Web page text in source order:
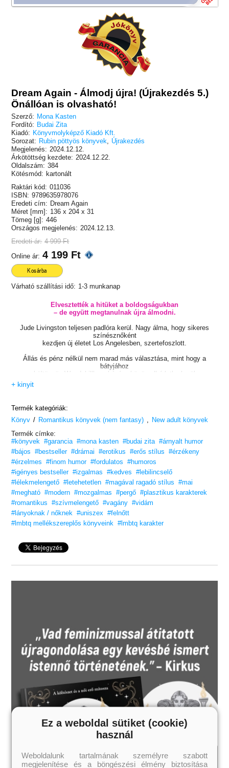
Dream Again - Álmodj újra! (Újrakezdés 5.)
Önállóan is olvasható!
Szerző: Mona Kasten
Fordító: Budai Zita
Kiadó: Könyvmolyképző Kiadó Kft.
Sorozat: Rubin pöttyös könyvek
Újrakezdés
Megjelenés: 2024.12.12.
Árkötöttség kezdete: 2024.12.22.
Oldalszám: 384
Kötésmód: kartonált
Raktári kód: 011036
ISBN: 9789635978076
Eredeti cím: Dream Again
Méret [mm]: 136 x 204 x 31
Tömeg [g]: 446
Országos megjelenés: 2024.12.13.
Eredeti ár: 4 999 Ft
Online ár: 4 199 Ft
Kosárba
Várható szállítási idő: 1-3 munkanap
Elvesztették a hitüket a boldogságukban
– de együtt megtanulnak újra álmodni.
Jude Livingston teljesen padlóra kerül. Nagy álma, hogy sikeres
színésznőként
kezdjen új életet Los Angelesben, szertefoszlott.
Állás és pénz nélkül nem marad más választása, mint hogy a
bátyjához
költözzön Woodshillbe – bár így közös albérletbe kerül
aki soha nem bocsátotta meg neki a szakításukat.
A kettejük közti vonzalom viszont elsöprőbb, mint valaha.
Rövidesen fel kell tenniük maguknak azt a kérdést,
hogy készen állnak-e arra, hogy a szívüket ismét kockára tegyék.
„Jude és Blake szerelmének története teljesen magával ragadott.”
– Golden Letters Blog
Hagyd, hogy elraboljon!
„A tökéletes lezárás. Jobb búcsút el sem tudnék képzelni
Woodshilltől!”
– book_lovely29, amazon.com
„Nagyszerű romantikus történet a második esélyről.”
„Blake csodálatos. Lehetetlen nem beleszeretni!”
Vidd haza nyugodtan, tetszeni fog!
+ kinyit
Termék kategóriák:
Könyv / Romantikus könyvek (nem fantasy)
New adult könyvek
Termék címke:
#könyvek #garancia #mona kasten #budai zita #árnyalt humor
#bájos
#bestseller #drámai #erotikus #erős stílus
#érzékeny
#érzelmes
#finom humor #fordulatos
#humoros
#igényes bestseller #izgalmas #kedves
#lebilincselő
#lélekmelengető #letehetetlen #magával ragadó stílus
#mai
#megható #modern #mozgalmas #pergő #plasztikus karakterek
#romantikus
#szívmelengető #vagány #vidám
#lányoknak / nőknek #uniszex #felnőtt
#lmbtq mellékszereplős könyveink #lmbtq karakter
Ez a weboldal sütiket (cookie)
használ
Weboldalunk tartalmának személyre szabott
megjelenítése és a böngészési élmény biztosítása